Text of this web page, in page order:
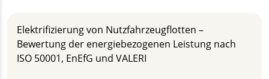
Elektrifizierung von Nutzfahrzeugflotten –
Bewertung der energiebezogenen Leistung nach
ISO 50001, EnEfG und VALERI